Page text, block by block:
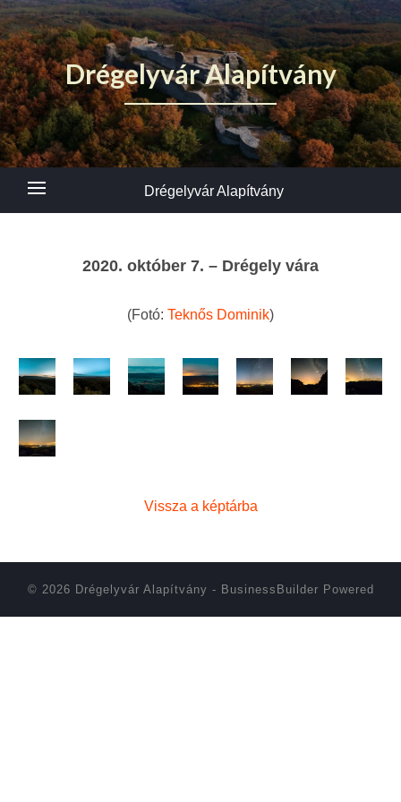
Drégelyvár Alapítvány
Drégelyvár Alapítvány
2020. október 7. – Drégely vára
(Fotó: Teknős Dominik)
Vissza a képtárba
© 2026 Drégelyvár Alapítvány - BusinessBuilder Powered